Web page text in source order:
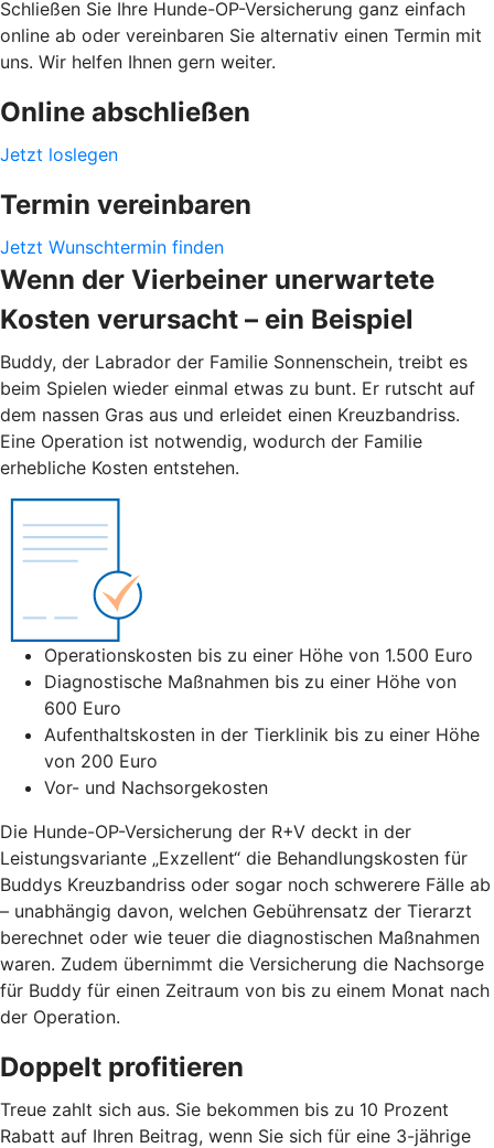
Schließen Sie Ihre Hunde-OP-Versicherung ganz einfach
online ab oder vereinbaren Sie alternativ einen Termin mit
uns. Wir helfen Ihnen gern weiter.
Online abschließen
Jetzt loslegen
Termin vereinbaren
Jetzt Wunschtermin finden
Wenn der Vierbeiner unerwartete
Kosten verursacht – ein Beispiel
Buddy, der Labrador der Familie Sonnenschein, treibt es
beim Spielen wieder einmal etwas zu bunt. Er rutscht auf
dem nassen Gras aus und erleidet einen Kreuzbandriss.
Eine Operation ist notwendig, wodurch der Familie
erhebliche Kosten entstehen.
Operationskosten bis zu einer Höhe von 1.500 Euro
Diagnostische Maßnahmen bis zu einer Höhe von
600 Euro
Aufenthaltskosten in der Tierklinik bis zu einer Höhe
von 200 Euro
Vor- und Nachsorgekosten
Die Hunde-OP-Versicherung der R+V deckt in der
Leistungsvariante „Exzellent“ die Behandlungskosten für
Buddys Kreuzbandriss oder sogar noch schwerere Fälle ab
– unabhängig davon, welchen Gebührensatz der Tierarzt
berechnet oder wie teuer die diagnostischen Maßnahmen
waren. Zudem übernimmt die Versicherung die Nachsorge
für Buddy für einen Zeitraum von bis zu einem Monat nach
der Operation.
Doppelt profitieren
Treue zahlt sich aus. Sie bekommen bis zu 10 Prozent
Rabatt auf Ihren Beitrag, wenn Sie sich für eine 3-jährige